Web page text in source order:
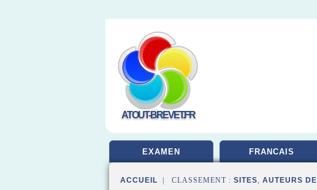
ATOUT-BREVET.FR
EXAMEN FRANCAIS
ACCUEIL | CLASSEMENT : SITES, AUTEURS